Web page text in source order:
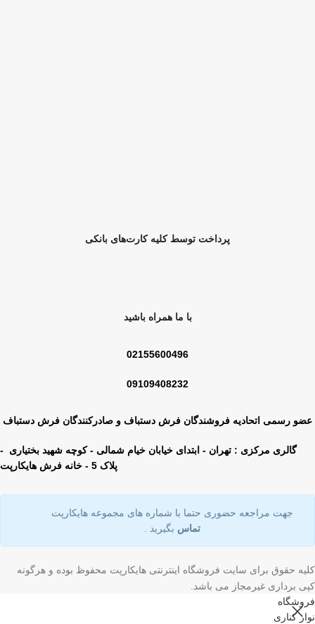
پرداخت توسط کلیه کارت‌های بانکی
با ما همراه باشید
02155600496
09109408232
عضو رسمی اتحادیه فروشندگان فرش دستباف و صادرکنندگان فرش دستباف
گالری مرکزی : تهران - ابتدای خیابان خیام شمالی - کوچه شهید بختیاری -
پلاک 5 - خانه فرش هایکارپت
جهت مراجعه حضوری حتما با شماره های مجموعه هایکارپت
تماس بگیرید .
کلیه حقوق برای سایت فروشگاه اینترنتی هایکارپت محفوظ بوده و هرگونه
کپی برداری غیرمجاز می باشد.
فروشگاه
نوار کناری